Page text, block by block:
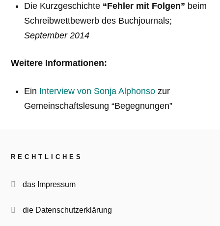
Die Kurzgeschichte “Fehler mit Folgen” beim
Schreibwettbewerb des Buchjournals;
September 2014
Weitere Informationen:
Ein Interview von Sonja Alphonsozur
Gemeinschaftslesung “Begegnungen”
RECHTLICHES
das Impressum
die Datenschutzerklärung